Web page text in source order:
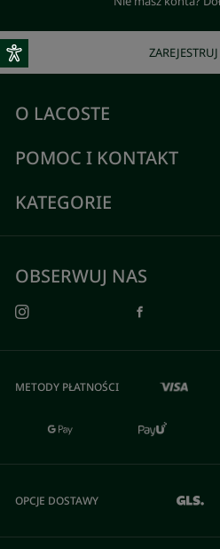
O LACOSTE
POMOC I KONTAKT
KATEGORIE
OBSERWUJ NAS
METODY PŁATNOŚCI
OPCJE DOSTAWY